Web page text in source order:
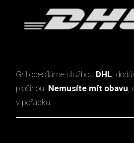
Gril odesíláme službou DHL,
plošinou. Nemusíte mít obavu,
v pořádku.